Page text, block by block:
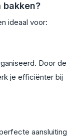
bakken?
ideaal voor:
Door de
je efficiënter bij
aansluiting